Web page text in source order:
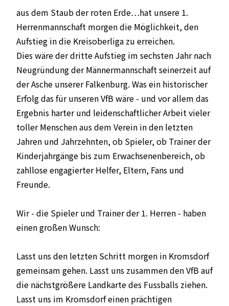
aus dem Staub der roten Erde…hat unsere 1.
Herrenmannschaft morgen die Möglichkeit, den
Aufstieg in die Kreisoberliga zu erreichen.
Dies wäre der dritte Aufstieg im sechsten Jahr nach
Neugründung der Männermannschaft seinerzeit auf
der Asche unserer Falkenburg. Was ein historischer
Erfolg das für unseren VfB wäre - und vor allem das
Ergebnis harter und leidenschaftlicher Arbeit vieler
toller Menschen aus dem Verein in den letzten
Jahren und Jahrzehnten, ob Spieler, ob Trainer der
Kinderjahrgänge bis zum Erwachsenenbereich, ob
zahllose engagierter Helfer, Eltern, Fans und
Freunde.
Wir - die Spieler und Trainer der 1. Herren - haben
einen großen Wunsch:
Lasst uns den letzten Schritt morgen in Kromsdorf
gemeinsam gehen. Lasst uns zusammen den VfB auf
die nächstgrößere Landkarte des Fussballs ziehen.
Lasst uns im Kromsdorf einen prächtigen